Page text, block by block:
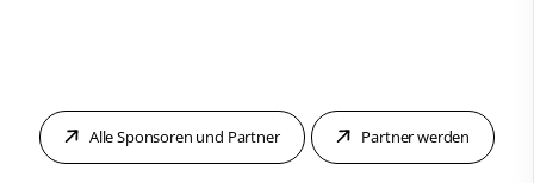
Alle Sponsoren und Partner Partner werden